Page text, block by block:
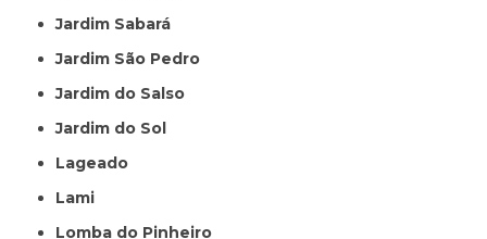
Jardim Sabará
Jardim São Pedro
Jardim do Salso
Jardim do Sol
Lageado
Lami
Lomba do Pinheiro